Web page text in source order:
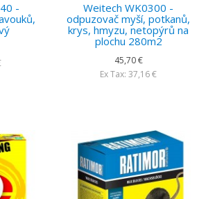
-
Weitech WK0300 -
odpuzovač myší, potkanů,
krys, hmyzu, netopýrů na
plochu 280m2
45,70 €
Ex Tax: 37,16 €